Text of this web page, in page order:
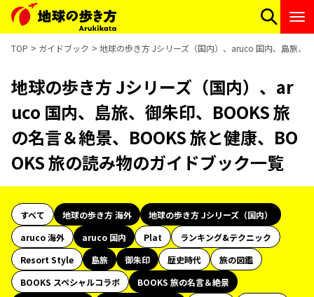
TOP ガイドブック 地球の歩き方 Jシリーズ（国内）、aruco 国内、島旅、
地球の歩き方 Jシリーズ（国内）、ar
uco 国内、島旅、御朱印、BOOKS 旅
の名言＆絶景、BOOKS 旅と健康、BO
OKS 旅の読み物のガイドブック一覧
すべて 地球の歩き方 海外
地球の歩き方 Jシリーズ（国内）
aruco 海外
aruco 国内 Plat
ランキング&テクニック
Resort Style
島旅 御朱印 歴史時代
旅の図鑑
BOOKS スペシャルコラボ
BOOKS 旅の名言＆絶景